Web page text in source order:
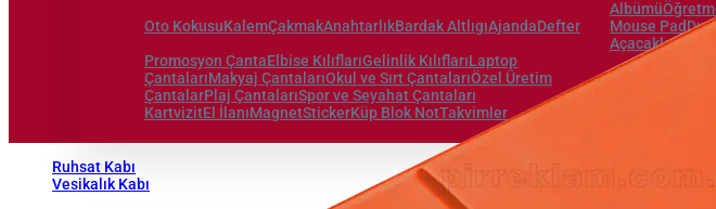
Albümü
Oto KokusuKalemÇakmakAnahtarlıkBardak AltlıgıAjandaDefter Mouse Pad
AçacaklarıBalon
Promosyon ÇantaElbise KılıflarıGelinlik KılıflarıLaptop
ÇantalarıMakyaj ÇantalarıOkul ve Sırt ÇantalarıÖzel Üretim
ÇantalarPlaj ÇantalarıSpor ve Seyahat Çantaları
KartvizitEl İlanıMagnetStickerKüp Blok NotTakvimler
Ruhsat Kabı
Vesikalık Kabı